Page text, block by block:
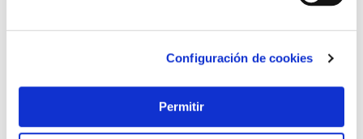
Configuración de cookies
Permitir